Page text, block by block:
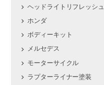
ヘッドライトリフレッシュ
ホンダ
ボディーキット
メルセデス
モーターサイクル
ラプターライナー塗装